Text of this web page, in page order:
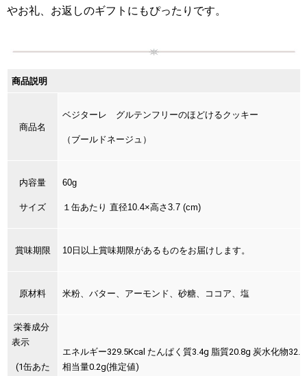
やお礼、お返しのギフトにもぴったりです。
商品説明
商品名
ベジターレ グルテンフリーのほどけるクッキー
（ブールドネージュ）
内容量
サイズ
60g
１缶あたり 直径10.4×高さ3.7 (cm)
賞味期限 10日以上賞味期限があるものをお届けします。
原材料 米粉、バター、アーモンド、砂糖、ココア、塩
栄養成分
表示
(1缶あた
エネルギー329.5Kcal たんぱく質3.4g 脂質20.8g 炭水化物
相当量0.2g(推定値)